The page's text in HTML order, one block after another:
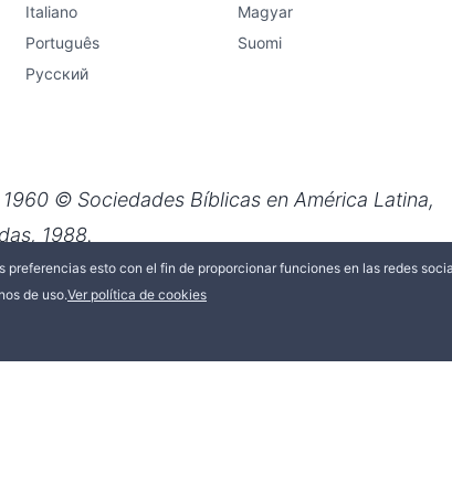
esto con el fin de proporcionar funciones en las redes
de uso.Ver política de cookies